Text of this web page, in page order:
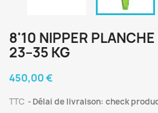
8'10 NIPPER
23–35 KG
450,00 €
TTC Délai de livraison: check